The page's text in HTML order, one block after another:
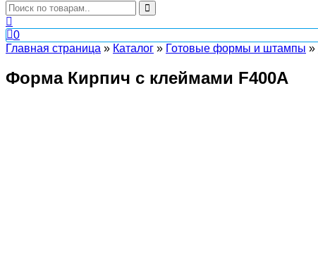
0
Главная страница » Каталог » Готовые формы и штампы »
Форма Кирпич с клеймами F400A